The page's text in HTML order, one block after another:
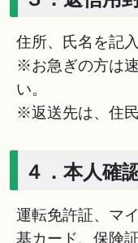
住所、氏名を記
※お急ぎの方は
い。
※返送先は、住
４．本人確
運転免許証、マ
基カード、保険